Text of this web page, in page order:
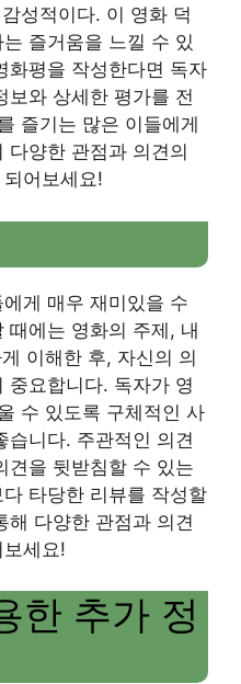
성적이다. 이 영화 덕
즐거움을 느낄 수 있
화평을 작성한다면 독자
보와 상세한 평가를 전
즐기는 많은 이들에게
다양한 관점과 의견의
어보세요!
게 매우 재미있을 수
때에는 영화의 주제, 내
이해한 후, 자신의 의
중요합니다. 독자가 영
수 있도록 구체적인 사
습니다. 주관적인 의견
견을 뒷받침할 수 있는
타당한 리뷰를 작성할
해 다양한 관점과 의견
세요!
한 추가 정